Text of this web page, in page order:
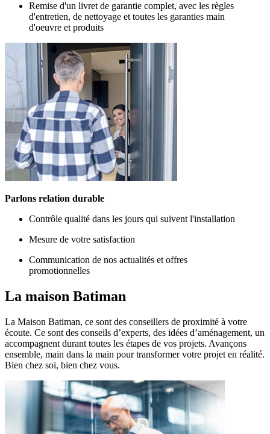
Remise d'un livret de garantie complet, avec les règles
d'entretien, de nettoyage et toutes les garanties main
d'oeuvre et produits
Parlons relation durable
Contrôle qualité dans les jours qui suivent l'installation
Mesure de votre satisfaction
Communication de nos actualités et offres
promotionnelles
La maison Batiman
La Maison Batiman, ce sont des conseillers de proximité à votre
écoute. Ce sont des conseils d’experts, des idées d’aménagement, un
accompagnent durant toutes les étapes de vos projets. Avançons
ensemble, main dans la main pour transformer votre projet en réalité.
Bien chez soi, bien chez vous.